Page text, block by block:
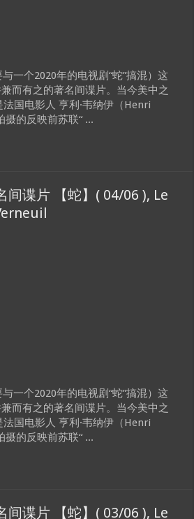
与一个2020年的电视剧“蛇”搞混）这
而有之的著名间谍片。当今美中之
法国电影人 亨利·韦纳伊（Henri
的反映前苏联“ ...
间谍片 【蛇】( 04/06 ), Le
与一个2020年的电视剧“蛇”搞混）这
而有之的著名间谍片。当今美中之
法国电影人 亨利·韦纳伊（Henri
的反映前苏联“ ...
间谍片 【蛇】( 03/06 ), Le